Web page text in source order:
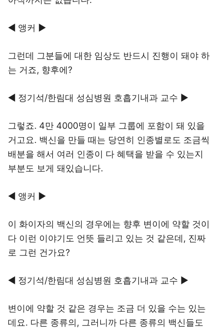
◀ 앵커 ▶
그런데 그분들에 대한 임상도 반드시 진행이 돼야 하
는 거죠, 향후에?
◀ 정기석/한림대 성심병원 호흡기내과 교수 ▶
그렇죠. 4만 4000명이 일부 그룹에 포함이 돼 있을
거고요. 백신을 만들 때는 당연히 인종별로도 조금씩
배분을 해서 여러 인종이 다 혜택을 받을 수 있는지
부분도 보게 돼있습니다.
◀ 앵커 ▶
이 화이자의 백신의 경우에는 향후 변이에 약할 것이
다 이런 이야기도 언뜻 들리고 있는 것 같은데, 진짜
로 그런 건가요?
◀ 정기석/한림대 성심병원 호흡기내과 교수 ▶
변이에 약할 것 같은 경우는 조금 더 있을 수는 있는
데요. 다른 종류의, 그러니까 다른 종류의 백신들도